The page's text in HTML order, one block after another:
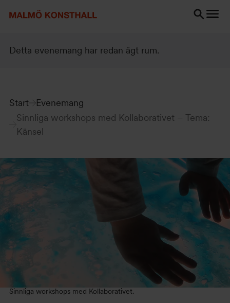
Detta evenemang har redan ägt rum.
Start
Evenemang
Sinnliga workshops med Kollaborativet – Tema:
Känsel
Sinnliga workshops med Kollaborativet.